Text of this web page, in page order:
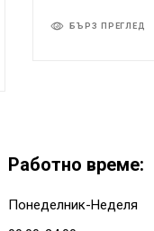
БЪРЗ ПРЕГЛЕД
Работно време:
Понеделник-Неделя